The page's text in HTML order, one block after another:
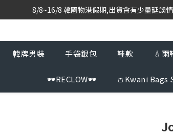
韓國當地代購團隊,每星期韓國直送
韓國當地代購團隊,每星期韓國直送
韓牌男裝 手袋銀包 鞋款 💧雨
🕶️RECLOW🕶️ 👛Kwani Bags